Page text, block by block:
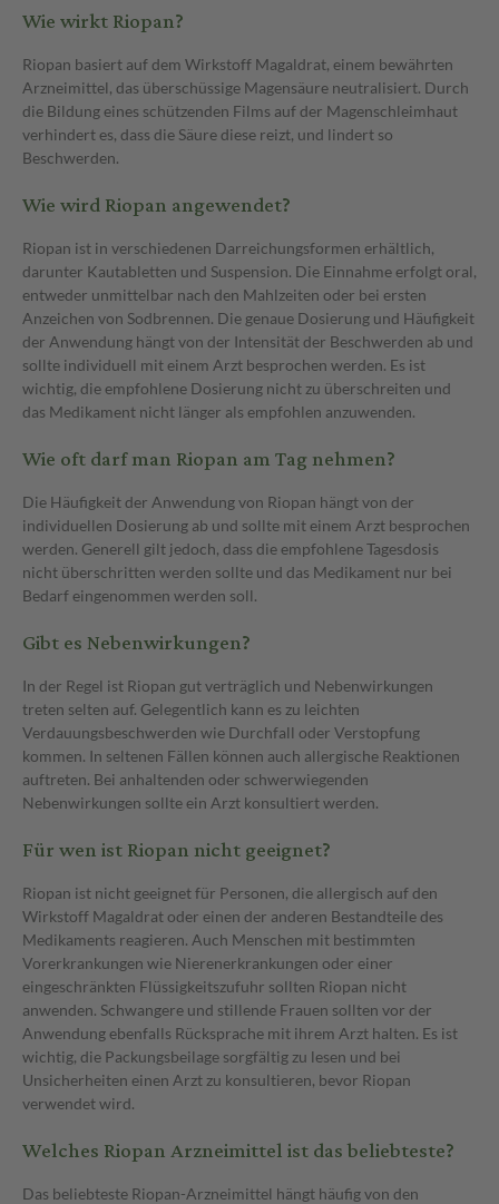
Wie wirkt Riopan?
Riopan basiert auf dem Wirkstoff Magaldrat, einem bewährten
Arzneimittel, das überschüssige Magensäure neutralisiert. Durch
die Bildung eines schützenden Films auf der Magenschleimhaut
verhindert es, dass die Säure diese reizt, und lindert so
Beschwerden.
Wie wird Riopan angewendet?
Riopan ist in verschiedenen Darreichungsformen erhältlich,
darunter Kautabletten und Suspension. Die Einnahme erfolgt oral,
entweder unmittelbar nach den Mahlzeiten oder bei ersten
Anzeichen von Sodbrennen. Die genaue Dosierung und Häufigkeit
der Anwendung hängt von der Intensität der Beschwerden ab und
sollte individuell mit einem Arzt besprochen werden. Es ist
wichtig, die empfohlene Dosierung nicht zu überschreiten und
das Medikament nicht länger als empfohlen anzuwenden.
Wie oft darf man Riopan am Tag nehmen?
Die Häufigkeit der Anwendung von Riopan hängt von der
individuellen Dosierung ab und sollte mit einem Arzt besprochen
werden. Generell gilt jedoch, dass die empfohlene Tagesdosis
nicht überschritten werden sollte und das Medikament nur bei
Bedarf eingenommen werden soll.
Gibt es Nebenwirkungen?
In der Regel ist Riopan gut verträglich und Nebenwirkungen
treten selten auf. Gelegentlich kann es zu leichten
Verdauungsbeschwerden wie Durchfall oder Verstopfung
kommen. In seltenen Fällen können auch allergische Reaktionen
auftreten. Bei anhaltenden oder schwerwiegenden
Nebenwirkungen sollte ein Arzt konsultiert werden.
Für wen ist Riopan nicht geeignet?
Riopan ist nicht geeignet für Personen, die allergisch auf den
Wirkstoff Magaldrat oder einen der anderen Bestandteile des
Medikaments reagieren. Auch Menschen mit bestimmten
Vorerkrankungen wie Nierenerkrankungen oder einer
eingeschränkten Flüssigkeitszufuhr sollten Riopan nicht
anwenden. Schwangere und stillende Frauen sollten vor der
Anwendung ebenfalls Rücksprache mit ihrem Arzt halten. Es ist
wichtig, die Packungsbeilage sorgfältig zu lesen und bei
Unsicherheiten einen Arzt zu konsultieren, bevor Riopan
verwendet wird.
Welches Riopan Arzneimittel ist das beliebteste?
Das beliebteste Riopan-Arzneimittel hängt häufig von den